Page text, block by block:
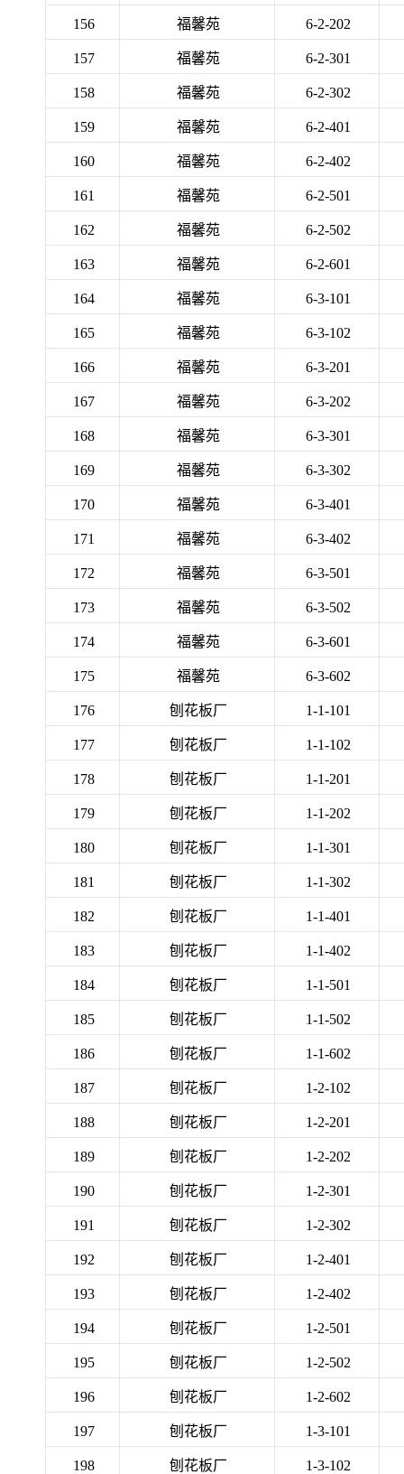
156 福馨苑 6-2-202
157 福馨苑 6-2-301
158 福馨苑 6-2-302
159 福馨苑 6-2-401
160 福馨苑 6-2-402
161 福馨苑 6-2-501
162 福馨苑 6-2-502
163 福馨苑 6-2-601
164 福馨苑 6-3-101
165 福馨苑 6-3-102
166 福馨苑 6-3-201
167 福馨苑 6-3-202
168 福馨苑 6-3-301
169 福馨苑 6-3-302
170 福馨苑 6-3-401
171 福馨苑 6-3-402
172 福馨苑 6-3-501
173 福馨苑 6-3-502
174 福馨苑 6-3-601
175 福馨苑 6-3-602
176 刨花板厂 1-1-101
177 刨花板厂 1-1-102
178 刨花板厂 1-1-201
179 刨花板厂 1-1-202
180 刨花板厂 1-1-301
181 刨花板厂 1-1-302
182 刨花板厂 1-1-401
183 刨花板厂 1-1-402
184 刨花板厂 1-1-501
185 刨花板厂 1-1-502
186 刨花板厂 1-1-602
187 刨花板厂 1-2-102
188 刨花板厂 1-2-201
189 刨花板厂 1-2-202
190 刨花板厂 1-2-301
191 刨花板厂 1-2-302
192 刨花板厂 1-2-401
193 刨花板厂 1-2-402
194 刨花板厂 1-2-501
195 刨花板厂 1-2-502
196 刨花板厂 1-2-602
197 刨花板厂 1-3-101
198 刨花板厂 1-3-102